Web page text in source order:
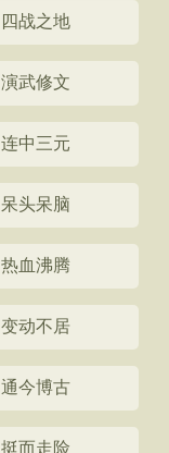
四战之地
演武修文
连中三元
呆头呆脑
热血沸腾
变动不居
通今博古
挺而走险